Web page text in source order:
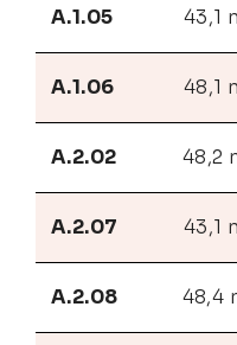
A.1.05 43,1
A.1.06 48,1
A.2.02 48,2
A.2.07 43,1
A.2.08 48,4